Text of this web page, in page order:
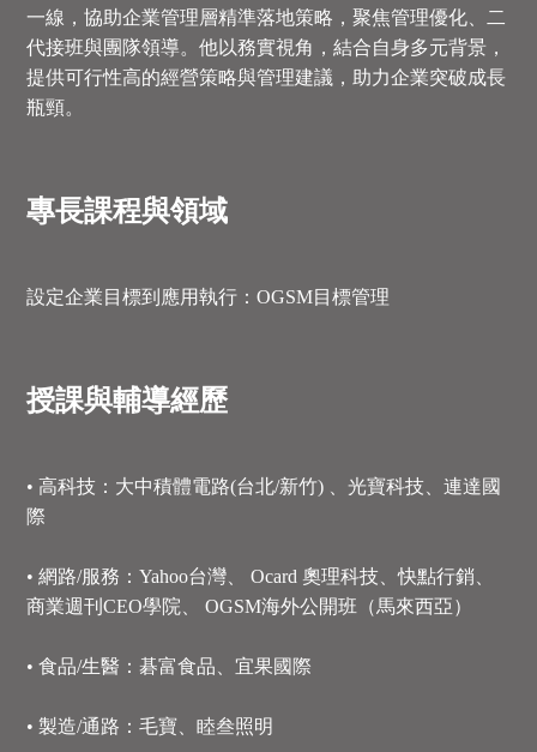
一線，協助企業管理層精準落地策略，聚焦管理優化、二
代接班與團隊領導。他以務實視角，結合自身多元背景，
提供可行性高的經營策略與管理建議，助力企業突破成長
瓶頸。
專長課程與領域
設定企業目標到應用執行：OGSM目標管理
授課與輔導經歷
• 高科技：大中積體電路(台北/新竹) 、光寶科技、連達國
際
• 網路/服務：Yahoo台灣、 Ocard 奧理科技、快點行銷、
商業週刊CEO學院、 OGSM海外公開班（馬來西亞）
• 食品/生醫：碁富食品、宜果國際
• 製造/通路：毛寶、睦叁照明